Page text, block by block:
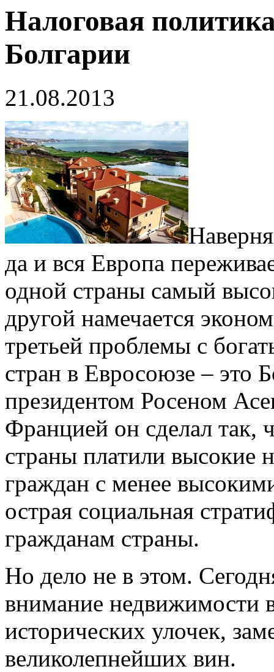
Налоговая
Болгарии
21.08.2013
да и вся Европа
одной страны самый
другой намечается
третьей проблемы с
стран в Евросоюзе – это
президентом Росеном
Францией он сделал так,
страны платили высокие
граждан с менее
острая социальная
гражданам страны.
Но дело не в этом.
внимание недвижимости
исторических улочек,
великолепнейших вин.